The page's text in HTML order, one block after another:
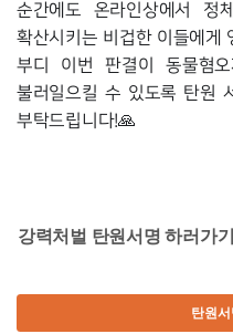
순간에도 온라인상에서 정
확산시키는 비겁한 이들에게
부디 이번 판결이 동물혐
불러일으킬 수 있도록 탄원
부탁드립니다!🙏
강력처벌 탄원서명 하러가
탄원서